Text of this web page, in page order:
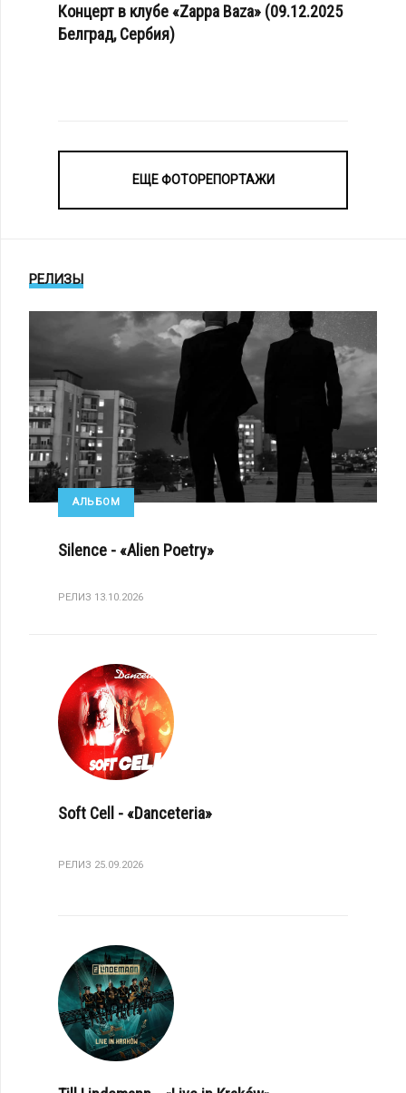
Концерт в клубе «Zappa Baza» (09.12.2025
Белград, Сербия)
ЕЩЕ ФОТОРЕПОРТАЖИ
РЕЛИЗЫ
АЛЬБОМ
Silence - «Alien Poetry»
РЕЛИЗ 13.10.2026
Soft Cell - «Danceteria»
РЕЛИЗ 25.09.2026